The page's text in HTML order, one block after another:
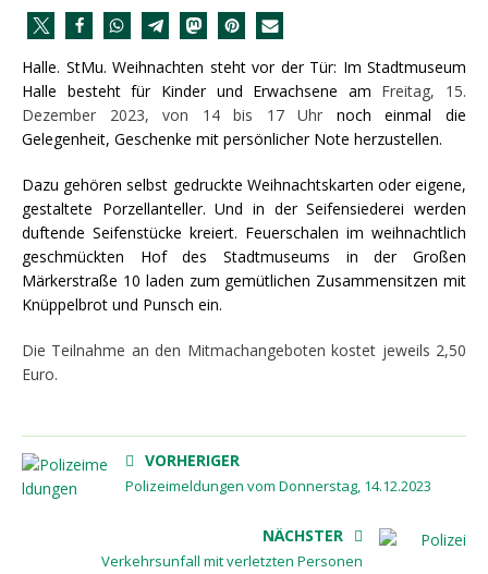
Halle. StMu. Weihnachten steht vor der Tür: Im Stadtmuseum
Halle besteht für Kinder und Erwachsene am Freitag, 15.
Dezember 2023, von 14 bis 17 Uhr noch einmal die
Gelegenheit, Geschenke mit persönlicher Note herzustellen.
Dazu gehören selbst gedruckte Weihnachtskarten oder eigene,
gestaltete Porzellanteller. Und in der Seifensiederei werden
duftende Seifenstücke kreiert. Feuerschalen im weihnachtlich
geschmückten Hof des Stadtmuseums in der Großen
Märkerstraße 10 laden zum gemütlichen Zusammensitzen mit
Knüppelbrot und Punsch ein.
Die Teilnahme an den Mitmachangeboten kostet jeweils 2,50
Euro.
VORHERIGER
Polizeimeldungen vom Donnerstag, 14.12.2023
NÄCHSTER
Verkehrsunfall mit verletzten Personen